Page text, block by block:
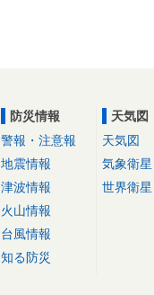
防災情報
警報・注意報
地震情報
津波情報
火山情報
台風情報
知る防災
天気図
天気図
気象衛星
世界衛星